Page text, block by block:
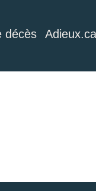
décès Adieux.ca